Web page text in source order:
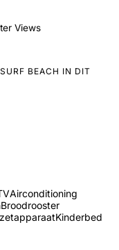
Views
BEACH IN DIT
Airconditioning
Broodrooster
Kinderbed